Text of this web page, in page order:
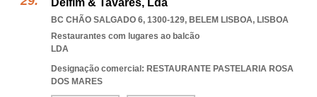
Delfim & Tavares, Lda
BC CHÃO SALGADO 6, 1300-129, BELEM LISBOA, LISBOA
Restaurantes com lugares ao balcão
LDA
Designação comercial: RESTAURANTE PASTELARIA ROSA
DOS MARES